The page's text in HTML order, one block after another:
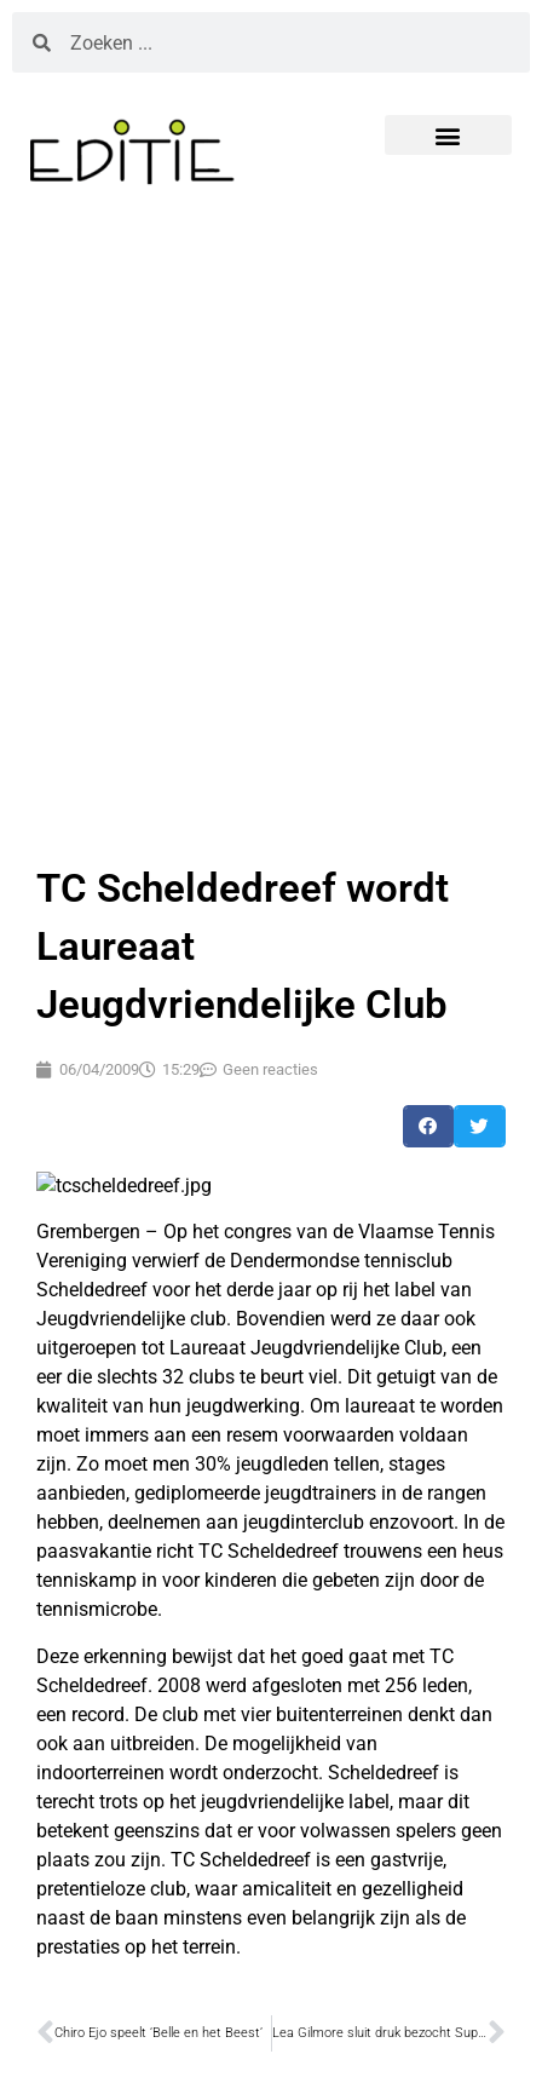
TC Scheldedreef wordt
Laureaat
Jeugdvriendelijke Club
06/04/2009 15:29 Geen reacties
Grembergen – Op het congres van de Vlaamse Tennis
Vereniging verwierf de Dendermondse tennisclub
Scheldedreef voor het derde jaar op rij het label van
Jeugdvriendelijke club. Bovendien werd ze daar ook
uitgeroepen tot Laureaat Jeugdvriendelijke Club, een
eer die slechts 32 clubs te beurt viel. Dit getuigt van de
kwaliteit van hun jeugdwerking. Om laureaat te worden
moet immers aan een resem voorwaarden voldaan
zijn. Zo moet men 30% jeugdleden tellen, stages
aanbieden, gediplomeerde jeugdtrainers in de rangen
hebben, deelnemen aan jeugdinterclub enzovoort. In de
paasvakantie richt TC Scheldedreef trouwens een heus
tenniskamp in voor kinderen die gebeten zijn door de
tennismicrobe.
Deze erkenning bewijst dat het goed gaat met TC
Scheldedreef. 2008 werd afgesloten met 256 leden,
een record. De club met vier buitenterreinen denkt dan
ook aan uitbreiden. De mogelijkheid van
indoorterreinen wordt onderzocht. Scheldedreef is
terecht trots op het jeugdvriendelijke label, maar dit
betekent geenszins dat er voor volwassen spelers geen
plaats zou zijn. TC Scheldedreef is een gastvrije,
pretentieloze club, waar amicaliteit en gezelligheid
naast de baan minstens even belangrijk zijn als de
prestaties op het terrein.
Chiro Ejo speelt ‘Belle en het Beest’ Lea Gilmore sluit druk bezocht SuperVlieg weekend af